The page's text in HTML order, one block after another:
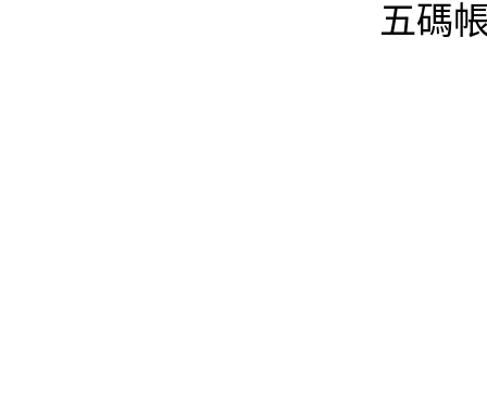
五碼